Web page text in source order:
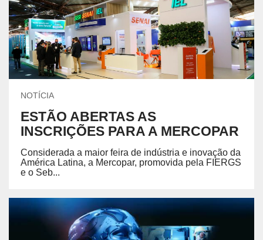
NOTÍCIA
ESTÃO ABERTAS AS
INSCRIÇÕES PARA A MERCOPAR
Considerada a maior feira de indústria e inovação da
América Latina, a Mercopar, promovida pela FIERGS
e o Seb...